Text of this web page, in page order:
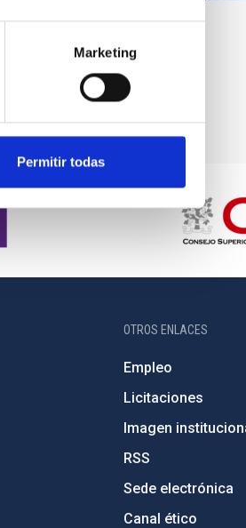
Marketing
Permitir todas
OTROS ENLACES
Empleo
Licitaciones
Imagen
RSS
Sede electrónica
Canal ético